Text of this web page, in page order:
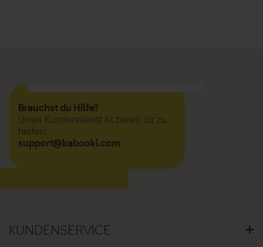
Brauchst du Hilfe?
Unser Kundendienst ist bereit, dir zu
helfen:
support@kabooki.com
KUNDENSERVICE